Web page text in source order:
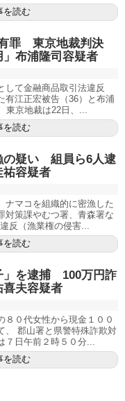
を読む
罪 東京地裁判決
」布浦隆司容疑者
して金融商品取引法違反
有江正宏被告（36）と布浦
東京地裁は22日、...
を読む
の疑い 組員ら6人逮
祐容疑者
ナマコを組織的に密漁した
対策課やむつ署、青森署な
反（漁業権の侵害...
を読む
」を逮捕 100万円詐
喜夫容疑者
８０代女性から現金１００
、 郡山署と県警特殊詐欺対
日午前２時５０分...
を読む